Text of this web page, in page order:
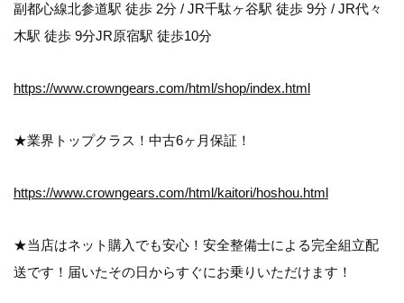
副都心線北参道駅 徒歩 2分 / JR千駄ヶ谷駅 徒歩 9分 / JR代々
木駅 徒歩 9分JR原宿駅 徒歩10分
https://www.crowngears.com/html/shop/index.html
★業界トップクラス！中古6ヶ月保証！
https://www.crowngears.com/html/kaitori/hoshou.html
★当店はネット購入でも安心！安全整備士による完全組立配
送です！届いたその日からすぐにお乗りいただけます！